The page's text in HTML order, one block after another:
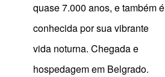
quase 7.000 anos, e também é
conhecida por sua vibrante
vida noturna. Chegada e
hospedagem em Belgrado.